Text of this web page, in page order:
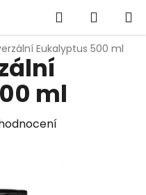
Hledat
KOŠÍK
Eukalyptus 500 ml
ml